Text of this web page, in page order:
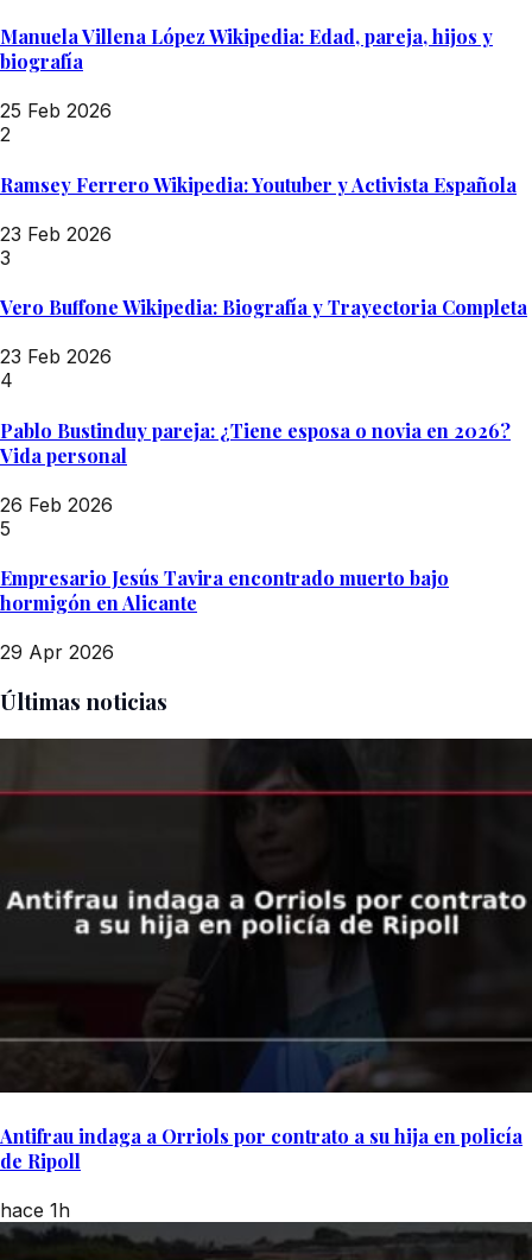
Manuela Villena López Wikipedia: Edad, pareja, hijos y
biografía
25 Feb 2026
2
Ramsey Ferrero Wikipedia: Youtuber y Activista Española
23 Feb 2026
3
Vero Buffone Wikipedia: Biografía y Trayectoria Completa
23 Feb 2026
4
Pablo Bustinduy pareja: ¿Tiene esposa o novia en 2026?
Vida personal
26 Feb 2026
5
Empresario Jesús Tavira encontrado muerto bajo
hormigón en Alicante
29 Apr 2026
Últimas noticias
Antifrau indaga a Orriols por contrato a su hija en policía
de Ripoll
hace 1h